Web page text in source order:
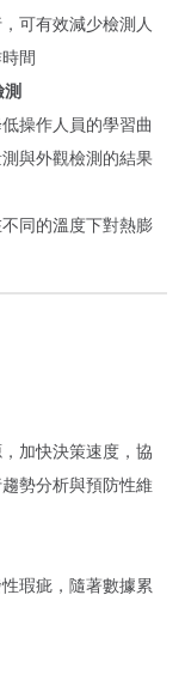
可有效減少檢測人
間
操作人員的學習曲
與外觀檢測的結果
同的溫度下對熱膨
加快決策速度，協
勢分析與預防性維
瑕疵，隨著數據累